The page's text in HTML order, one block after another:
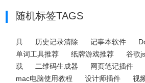
随机标签TAGS
具
历史记录清除 记事本软件
单词工具推荐
纸牌游戏推荐 谷歌
载
二维码生成器 网页笔记插件
mac电脑使用教程
设计师插件 视